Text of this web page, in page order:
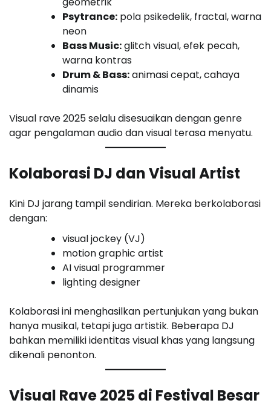
Psytrance: pola psikedelik, fractal, warna
neon
Bass Music:glitch visual, efek pecah,
warna kontras
Drum & Bass:animasi cepat, cahaya
dinamis
Visual rave 2025 selalu disesuaikan dengan genre
agar pengalaman audio dan visual terasa menyatu.
Kolaborasi DJ dan Visual Artist
Kini DJ jarang tampil sendirian. Mereka berkolaborasi
dengan:
visual jockey (VJ)
motion graphic artist
AI visual programmer
lighting designer
Kolaborasi ini menghasilkan pertunjukan yang bukan
hanya musikal, tetapi juga artistik. Beberapa DJ
bahkan memiliki identitas visual khas yang langsung
dikenali penonton.
Visual Rave 2025 di Festival Besar